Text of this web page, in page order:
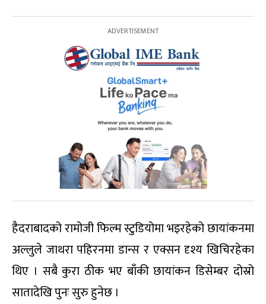
हैदराबादको रामोजी फिल्म स्टुडियोमा भइरहेको छायांकनमा
अल्लुले जाथरा पहिरनमा डान्स र एक्सन दृश्य खिचिरहेका
थिए । सबै कुरा ठीक भए बाँकी छायांकन डिसेम्बर दोस्रो
सातादेखि पुनः सुरु हुनेछ ।